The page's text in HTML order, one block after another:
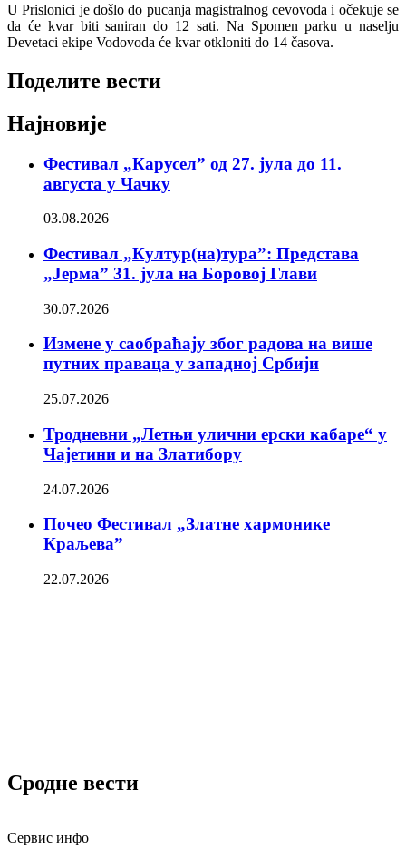
U Prislonici je došlo do pucanja magistralnog cevovoda i očekuje se
da će kvar biti saniran do 12 sati. Na Spomen parku u naselju
Devetaci ekipe Vodovoda će kvar otkloniti do 14 časova.
Поделите вести
Најновије
Фестивал „Карусел” од 27. јула до 11.
августа у Чачку
03.08.2026
Фестивал „Култур(на)тура”: Представа
„Јерма” 31. јула на Боровој Глави
30.07.2026
Измене у саобраћају због радова на више
путних праваца у западној Србији
25.07.2026
Тродневни „Летњи улични ерски кабаре“ у
Чајетини и на Златибору
24.07.2026
Почео Фестивал „Златне хармонике
Краљева”
22.07.2026
Сродне вести
Сервис инфо